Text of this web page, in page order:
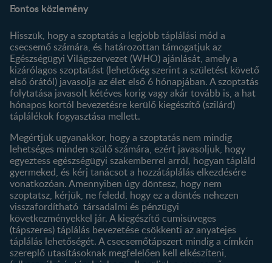
Kapcsolat
Történetünk
Profilom
Termékeink
Termék kereső
Fontos közlemény
Hisszük, hogy a szoptatás a legjobb táplálási mód a
csecsemő számára, és határozottan támogatjuk az
Egészségügyi Világszervezet (WHO) ajánlását, amely a
kizárólagos szoptatást (lehetőség szerint a születést követő
első órától) javasolja az élet első 6 hónapjában. A szoptatás
folytatása javasolt kétéves korig vagy akár tovább is, a hat
hónapos kortól bevezetésre kerülő kiegészítő (szilárd)
táplálékok fogyasztása mellett.
Megértjük ugyanakkor, hogy a szoptatás nem mindig
lehetséges minden szülő számára, ezért javasoljuk, hogy
egyeztess egészségügyi szakemberrel arról, hogyan tápláld
gyermeked, és kérj tanácsot a hozzátáplálás elkezdésére
vonatkozóan. Amennyiben úgy döntesz, hogy nem
szoptatsz, kérjük, ne feledd, hogy ez a döntés nehezen
visszafordítható társadalmi és pénzügyi
következményekkel jár. A kiegészítő cumisüveges
(tápszeres) táplálás bevezetése csökkenti az anyatejes
táplálás lehetőségét. A csecsemőtápszert mindig a címkén
szereplő utasításoknak megfelelően kell elkészíteni,